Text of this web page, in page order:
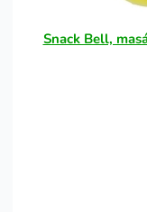
Snack Bell,